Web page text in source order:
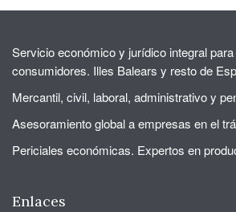
Servicio económico y jurídico integral
consumidores. Illes Balears y resto de
Mercantil, civil, laboral, administrativo y
Asesoramiento global a empresas en el
Periciales económicas. Expertos en
Enlaces